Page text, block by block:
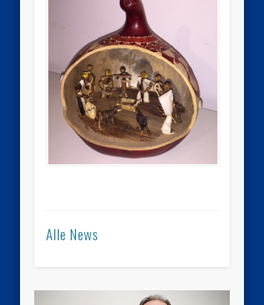
Alle News